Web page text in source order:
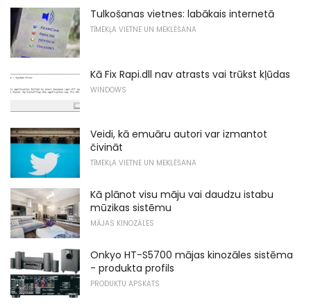
Tulkošanas vietnes: labākais internetā
TĪMEKĻA VIETNE UN MEKLĒŠANA
Kā Fix Rapi.dll nav atrasts vai trūkst kļūdas
WINDOWS
Veidi, kā emuāru autori var izmantot
čivināt
TĪMEKĻA VIETNE UN MEKLĒŠANA
Kā plānot visu māju vai daudzu istabu
mūzikas sistēmu
MĀJAS KINOZĀLES
Onkyo HT-S5700 mājas kinozāles sistēma
- produkta profils
PRODUKTU APSKATS